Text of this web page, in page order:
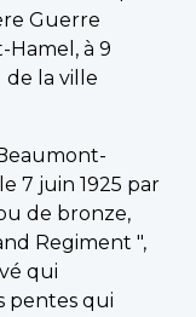
Guerre
à 9
la ville
7 juin 1925 par
de bronze,
Regiment ",
qui
pentes qui